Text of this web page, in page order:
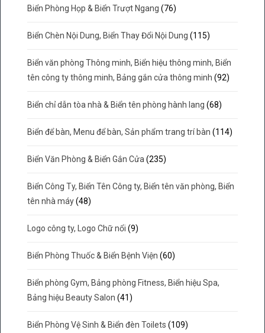
Biển Phòng Họp & Biển Trượt Ngang (76)
Biển Chèn Nội Dung, Biển Thay Đổi Nội Dung (115)
Biển văn phòng Thông minh, Biển hiệu thông minh, Biển
tên công ty thông minh, Bảng gắn cửa thông minh (92)
Biển chỉ dẫn tòa nhà & Biển tên phòng hành lang (68)
Biển để bàn, Menu để bàn, Sản phẩm trang trí bàn (114)
Biển Văn Phòng & Biển Gắn Cửa (235)
Biển Công Ty, Biển Tên Công ty, Biển tên văn phòng, Biển
tên nhà máy (48)
Logo công ty, Logo Chữ nổi (9)
Biển Phòng Thuốc & Biển Bệnh Viện (60)
Biển phòng Gym, Bảng phòng Fitness, Biển hiệu Spa,
Bảng hiệu Beauty Salon (41)
Biển Phòng Vệ Sinh & Biển đèn Toilets (109)